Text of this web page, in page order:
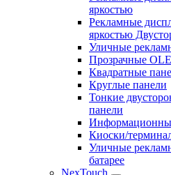
яркостью
Рекламные
яркостью
Уличные
Прозрачные
Квадратные
Круглые панели
Тонкие
панели
Киоски/
Уличные
батарее